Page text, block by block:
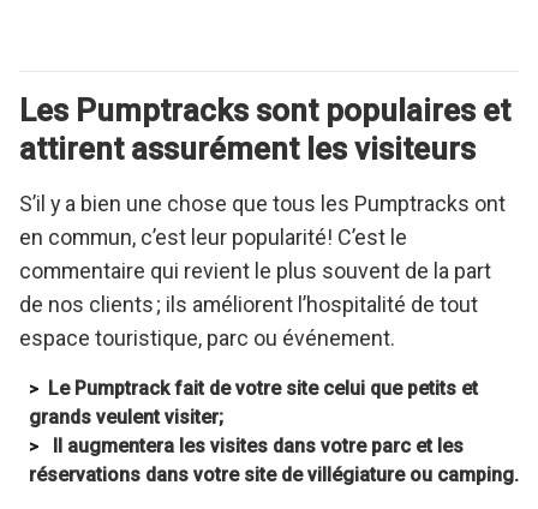
Les Pumptracks sont populaires et
attirent assurément les visiteurs
S’il y a bien une chose que tous les Pumptracks ont
en commun, c’est leur popularité! C’est le
commentaire qui revient le plus souvent de la part
de nos clients ; ils améliorent l’hospitalité de tout
espace touristique, parc ou événement.
Le Pumptrack fait de votre site celui que petits et
grands veulent visiter;
Il augmentera les visites dans votre parc et les
réservations dans votre site de villégiature ou camping.